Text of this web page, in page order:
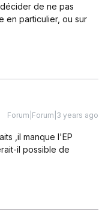
de ne pas
en particulier, ou sur
Forum|Forum|3 years ago
,il manque l'EP
il possible de